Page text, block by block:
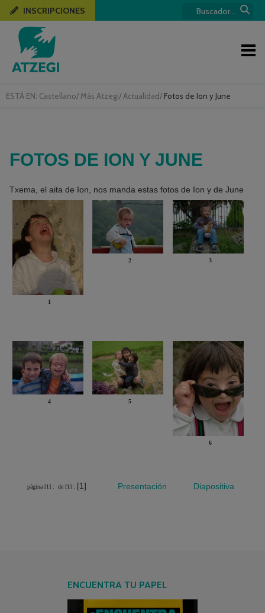
ESTÁ EN: Castellano/ Más Atzegi/ Actualidad/ Fotos de Ion y June
INSCRIPCIONES
FOTOS DE ION Y JUNE
Txema, el aita de Ion, nos manda estas fotos de Ion y de June
1
2 3
4 5
6
página [1] : de [1] : [1] Presentación Diapositiva
ENCUENTRA TU PAPEL